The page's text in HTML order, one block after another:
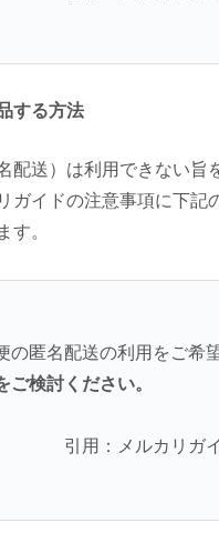
する方法
配送）は利用できない旨
ガイドの注意事項に下記
す。
の匿名配送の利用をご希
ご検討ください。
引用：メルカリガ